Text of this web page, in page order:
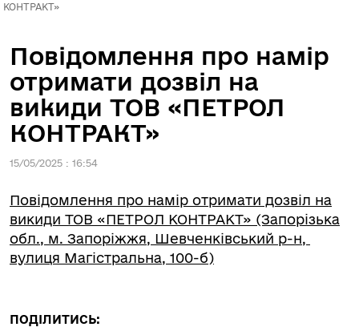
КОНТРАКТ»
Повідомлення про намір
отримати дозвіл на
викиди ТОВ «ПЕТРОЛ
КОНТРАКТ»
15/05/2025 : 16:54
Повідомлення про намір отримати дозвіл на
викиди ТОВ «ПЕТРОЛ КОНТРАКТ» (Запорізька
обл., м. Запоріжжя, Шевченківський р-н,
вулиця Магістральна, 100-б)
ПОДІЛИТИСЬ: